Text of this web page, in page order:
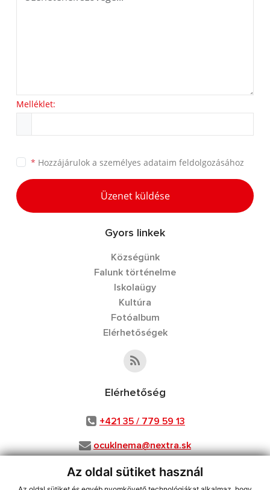
Az oldal sütiket használ
Melléklet:
* Hozzájárulok a személyes adataim feldolgozásához
Üzenet küldése
Gyors linkek
Községünk
Falunk történelme
Iskolaügy
Kultúra
Fotóalbum
Elérhetőségek
Elérhetőség
+421 35 / 779 59 13
ocuklnema@nextra.sk